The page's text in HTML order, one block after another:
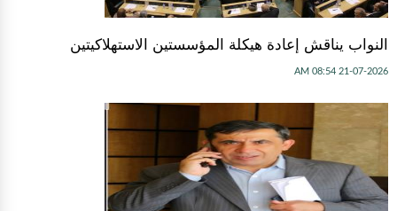
النواب يناقش إعادة هيكلة المؤسستين الاستهلاكيتين
21-07-2026 08:54 AM